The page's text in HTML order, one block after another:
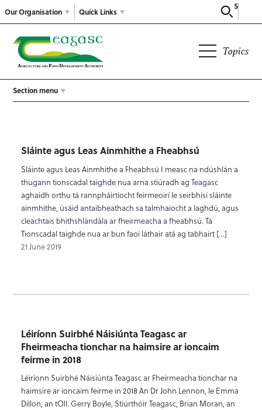
Our Organisation
Search
Quick Links
Topics
Section menu
Sláinte agus Leas Ainmhithe a Fheabhsú
Sláinte agus Leas Ainmhithe a Fheabhsú I measc na ndúshlán a
thugann tionscadal taighde nua arna stiúradh ag Teagasc
aghaidh orthu tá rannpháirtíocht feirmeoirí le seirbhísí sláinte
ainmhithe, úsáid antaibheathach sa talmhaíocht a laghdú, agus
cleachtais bhithshlándála ar fheirmeacha a fheabhsú. Tá
Tionscadal taighde nua ar bun faoi láthair atá ag tabhairt […]
21 June 2019
Léiríonn Suirbhé Náisiúnta Teagasc ar
Fheirmeacha tionchar na haimsire ar ioncaim
feirme in 2018
Léiríonn Suirbhé Náisiúnta Teagasc ar Fheirmeacha tionchar na
haimsire ar ioncaim feirme in 2018 An Dr John Lennon, le Emma
Dillon, an tOll. Gerry Boyle, Stiúrthóir Teagasc, Brian Moran, an